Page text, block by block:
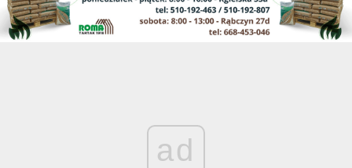
ad